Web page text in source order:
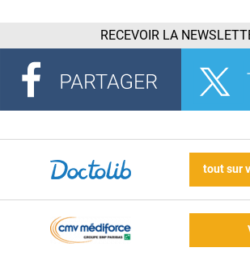
RECEVOIR LA
tout sur